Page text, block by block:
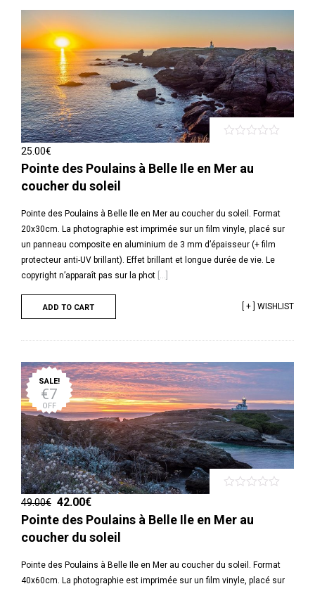
25.00€
Pointe des Poulains à Belle Ile en Mer au
coucher du soleil
Pointe des Poulains à Belle Ile en Mer au coucher du soleil. Format
20x30cm. La photographie est imprimée sur un film vinyle, placé sur
un panneau composite en aluminium de 3 mm d’épaisseur (+ film
protecteur anti-UV brillant). Effet brillant et longue durée de vie. Le
copyright n’apparaît pas sur la phot
ADD TO CART [ + ] WISHLIST
SALE!
€7
OFF
49.00€ 42.00€
Pointe des Poulains à Belle Ile en Mer au
coucher du soleil
Pointe des Poulains à Belle Ile en Mer au coucher du soleil. Format
40x60cm. La photographie est imprimée sur un film vinyle, placé sur